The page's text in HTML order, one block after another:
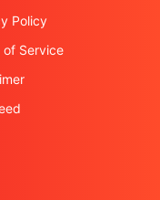
Policy
of Service